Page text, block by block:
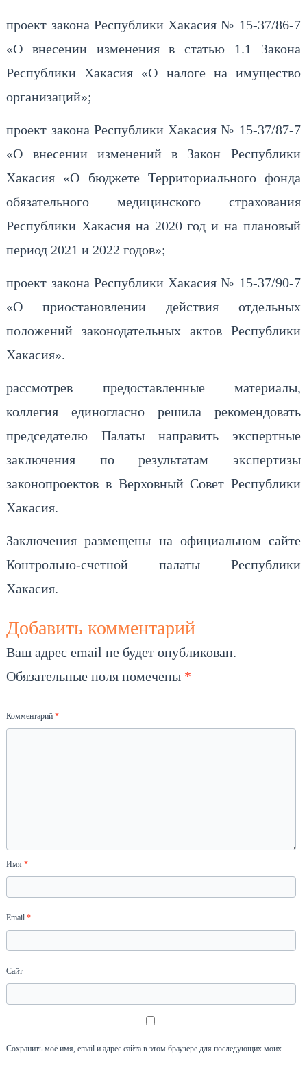
проект закона Республики Хакасия № 15-37/86-7
«О внесении изменения в статью 1.1 Закона
Республики Хакасия «О налоге на имущество
организаций»;
проект закона Республики Хакасия № 15-37/87-7
«О внесении изменений в Закон Республики
Хакасия «О бюджете Территориального фонда
обязательного медицинского страхования
Республики Хакасия на 2020 год и на плановый
период 2021 и 2022 годов»;
проект закона Республики Хакасия № 15-37/90-7
«О приостановлении действия отдельных
положений законодательных актов Республики
Хакасия».
рассмотрев предоставленные материалы,
коллегия единогласно решила рекомендовать
председателю Палаты направить экспертные
заключения по результатам экспертизы
законопроектов в Верховный Совет Республики
Хакасия.
Заключения размещены на официальном сайте
Контрольно-счетной палаты Республики
Хакасия.
Добавить комментарий
Ваш адрес email не будет опубликован.
Обязательные поля помечены *
Комментарий*
Имя*
Email*
Сайт
Сохранить моё имя, email и адрес сайта в этом браузере для последующих моих